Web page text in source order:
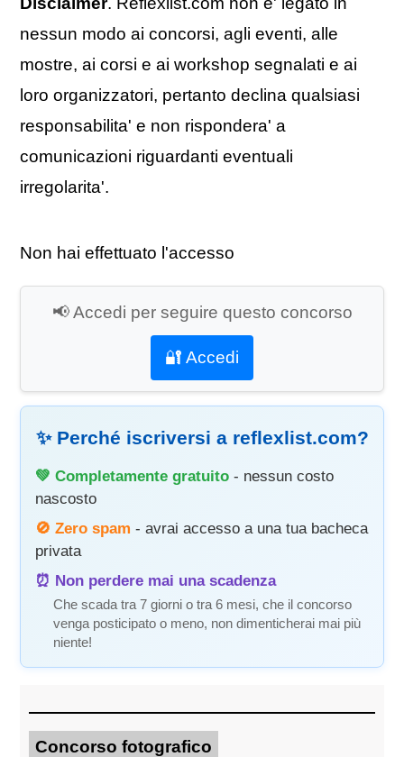
nessun modo ai concorsi, agli eventi, alle
mostre, ai corsi e ai workshop segnalati e ai
loro organizzatori, pertanto declina qualsiasi
responsabilita' e non rispondera' a
comunicazioni riguardanti eventuali
irregolarita'.
Non hai effettuato l'accesso
📢 Accedi per seguire questo concorso
🔐 Accedi
✨ Perché iscriversi a reflexlist.com?
💚 Completamente gratuito - nessun costo
nascosto
🚫 Zero spam - avrai accesso a una tua bacheca
privata
⏰ Non perdere mai una scadenza
Che scada tra 7 giorni o tra 6 mesi, che il concorso
venga posticipato o meno, non dimenticherai mai più
niente!
Concorso fotografico